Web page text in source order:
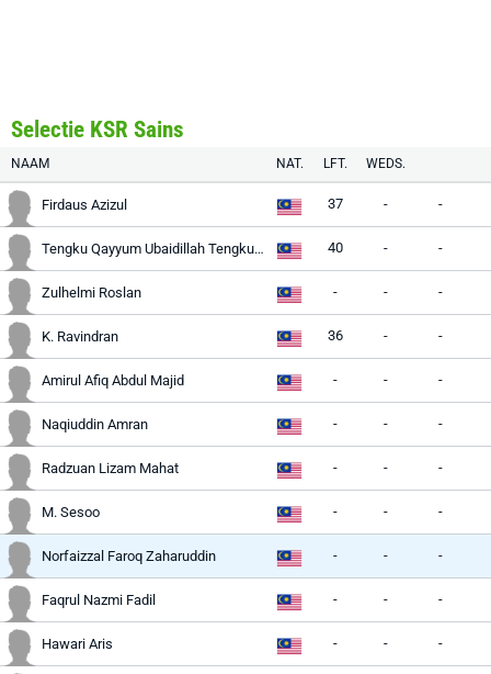
Selectie KSR Sains
NAAM NAT. LFT. WEDS.
Firdaus Azizul 37 - -
Tengku Qayyum Ubaidillah Tengku Ahmad 40 - -
Zulhelmi Roslan - - -
K. Ravindran 36 - -
Amirul Afiq Abdul Majid - - -
Naqiuddin Amran - - -
Radzuan Lizam Mahat - - -
M. Sesoo - - -
Norfaizzal Faroq Zaharuddin - - -
Faqrul Nazmi Fadil - - -
Hawari Aris - - -